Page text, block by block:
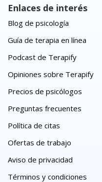
Enlaces de interés
Blog de psicología
Guía de terapia en línea
Podcast de Terapify
Opiniones sobre Terapify
Precios de psicólogos
Preguntas frecuentes
Política de citas
Ofertas de trabajo
Aviso de privacidad
Términos y condiciones